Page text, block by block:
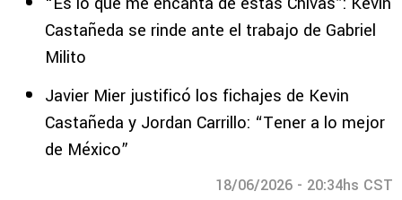
Castañeda se rinde ante el trabajo de Gabriel
Milito
Javier Mier justificó los fichajes de Kevin
Castañeda y Jordan Carrillo: “Tener a lo mejor
de México”
18/06/2026 - 20:34hs CST